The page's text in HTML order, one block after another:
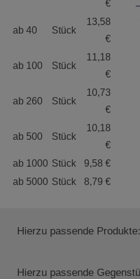
€
ab 40 Stück
13,58
€
ab 100 Stück
11,18
€
ab 260 Stück
10,73
€
ab 500 Stück
10,18
€
ab 1000 Stück
9,58 €
ab 5000 Stück 8,79 €
Hierzu passende Produkte:
Hierzu passende